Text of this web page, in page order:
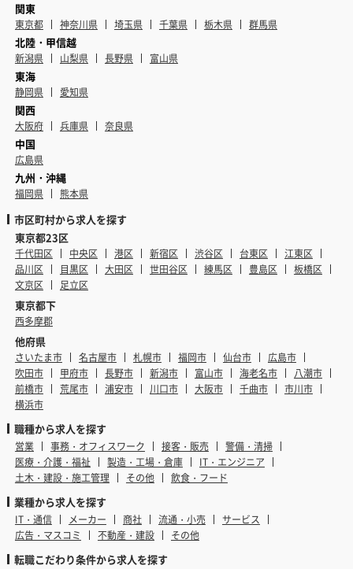
関東
東京都 神奈川県 埼玉県 千葉県 栃木県 群馬県
北陸・甲信越
新潟県 山梨県 長野県 富山県
東海
静岡県 愛知県
関西
大阪府 兵庫県 奈良県
中国
広島県
九州・沖縄
福岡県 熊本県
市区町村から求人を探す
東京都23区
千代田区 中央区 港区 新宿区 渋谷区 台東区
江東区
品川区
目黒区 大田区 世田谷区 練馬区 豊島区
板橋区
文京区
足立区
東京都下
西多摩郡
他府県
さいたま市 名古屋市 札幌市 福岡市 仙台市
広島市
吹田市
甲府市 長野市 新潟市 富山市 海老名市
八潮市
前橋市
荒尾市 浦安市 川口市 大阪市 千曲市
市川市
横浜市
職種から求人を探す
営業 事務・オフィスワーク 接客・販売
警備・清掃
医療・介護・福祉
製造・工場・倉庫
IT・エンジニア
土木・建設・施工管理
その他 飲食・フード
業種から求人を探す
IT・通信 メーカー 商社 流通・小売
サービス
広告・マスコミ
不動産・建設 その他
転職こだわり条件から求人を探す